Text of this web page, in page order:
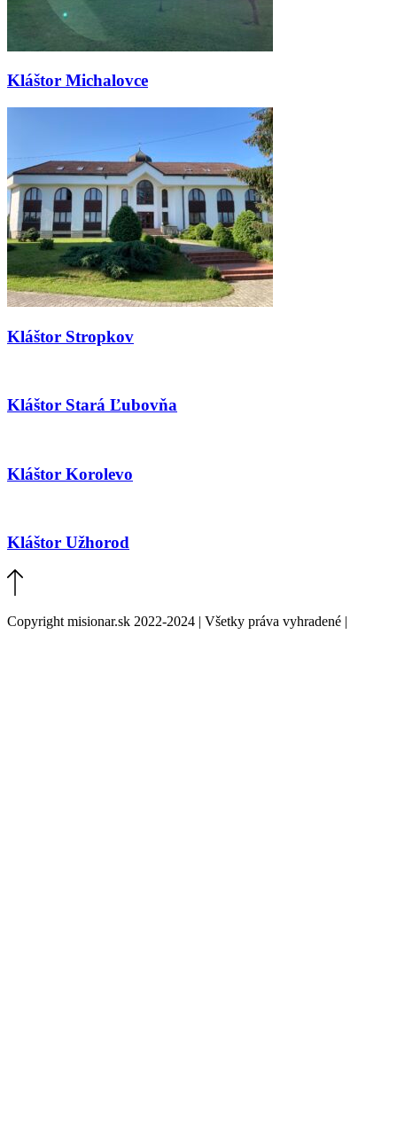
Kláštor Michalovce
Kláštor Stropkov
Kláštor Stará Ľubovňa
Kláštor Korolevo
Kláštor Užhorod
Copyright misionar.sk 2022-2024 | Všetky práva vyhradené |